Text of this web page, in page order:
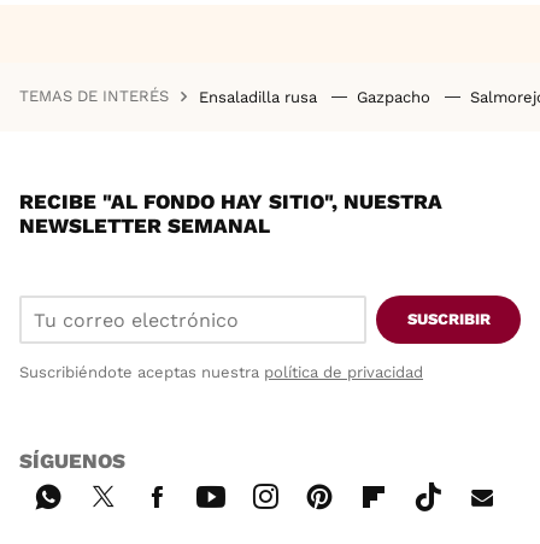
TEMAS DE INTERÉS Ensaladilla rusa Gazpacho
RECIBE "AL FONDO HAY SITIO", NUESTRA
NEWSLETTER SEMANAL
SUSCRIBIR
Suscribiéndote aceptas nuestra política de privacidad
SÍGUENOS